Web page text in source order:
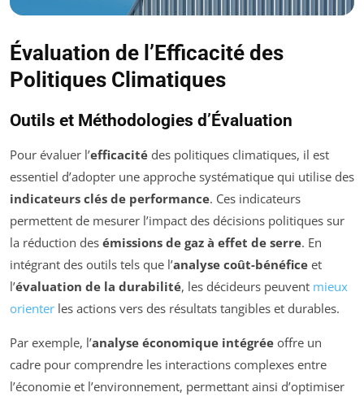
Évaluation de l’Efficacité des
Politiques Climatiques
Outils et Méthodologies d’Évaluation
Pour évaluer l’efficacité des politiques climatiques, il est
essentiel d’adopter une approche systématique qui utilise des
indicateurs clés de performance. Ces indicateurs
permettent de mesurer l’impact des décisions politiques sur
la réduction des émissions de gaz à effet de serre. En
intégrant des outils tels que l’analyse coût-bénéfice et
l’évaluation de la durabilité, les décideurs peuvent mieux
orienter les actions vers des résultats tangibles et durables.
Par exemple, l’analyse économique intégrée offre un
cadre pour comprendre les interactions complexes entre
l’économie et l’environnement, permettant ainsi d’optimiser